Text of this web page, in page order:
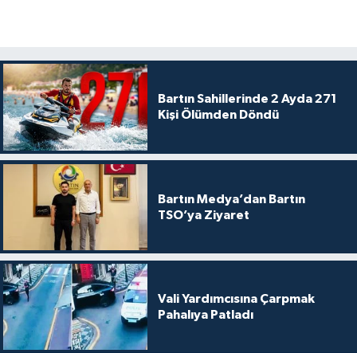
Bartın Sahillerinde 2 Ayda 271
Kişi Ölümden Döndü
Bartın Medya’dan Bartın
TSO’ya Ziyaret
Vali Yardımcısına Çarpmak
Pahalıya Patladı